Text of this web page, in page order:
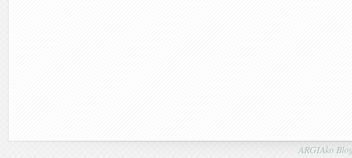
ARGIAko